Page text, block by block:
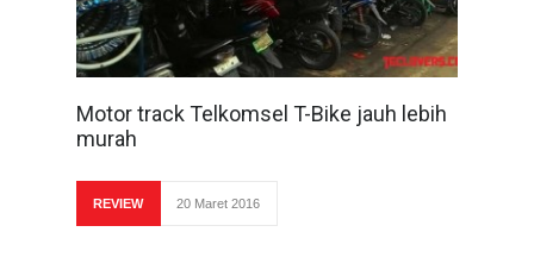
Motor track Telkomsel T-Bike jauh lebih
murah
REVIEW 20 Maret 2016